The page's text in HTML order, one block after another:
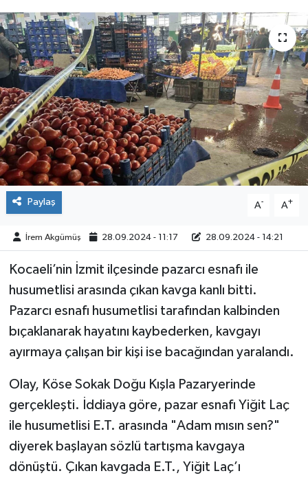
Paylaş A- A+
İrem Akgümüş 28.09.2024 - 11:17 28.09.2024 - 14:21
Kocaeli’nin İzmit ilçesinde pazarcı esnafı ile
husumetlisi arasında çıkan kavga kanlı bitti.
Pazarcı esnafı husumetlisi tarafından kalbinden
bıçaklanarak hayatını kaybederken, kavgayı
ayırmaya çalışan bir kişi ise bacağından yaralandı.
Olay, Köse Sokak Doğu Kışla Pazaryerinde
gerçekleşti. İddiaya göre, pazar esnafı Yiğit Laç
ile husumetlisi E.T. arasında "Adam mısın sen?"
diyerek başlayan sözlü tartışma kavgaya
dönüştü. Çıkan kavgada E.T., Yiğit Laç’ı
ÇEVRE
İLÇELER
RESMİ İLANLAR
KÜLTÜR
TURİZM
MAGAZİN
VEFAT
BİLİM&TEKNOLOJİ